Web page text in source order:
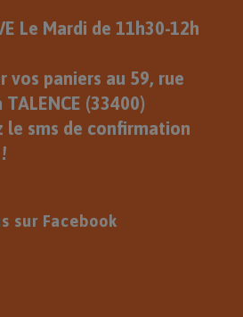
Le Mardi de 11h30-12h
vos paniers au 59, rue
(33400)
le sms de confirmation
sur Facebook